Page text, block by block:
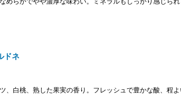
ドネ
、白桃、熟した果実の香り。フレッシュで豊かな酸、程